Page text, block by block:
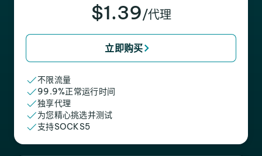
$1.39/代理
立即购买
不限流量
99.9%正常运行时间
独享代理
为您精心挑选并测试
支持SOCKS5